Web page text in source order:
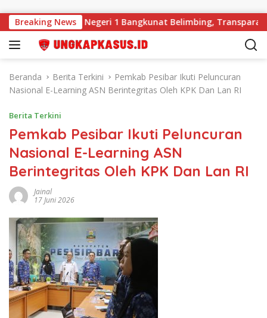
Breaking News
BOS di SMK Negeri 1 Bangkunat Belimbing, Transparansi
Beranda Berita Terkini
Pemkab Pesibar Ikuti Peluncuran
Nasional E-Learning ASN Berintegritas Oleh KPK Dan Lan RI
Berita Terkini
Pemkab Pesibar Ikuti Peluncuran
Nasional E-Learning ASN
Berintegritas Oleh KPK Dan Lan RI
Jainal
17 Juni 2026